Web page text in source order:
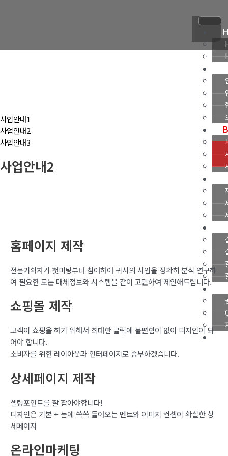
건
사업안내1
사업안내2
사업안내3
사업안내2
홈페이지 제작
전문기획자가 첫미팅부터 참여하여 귀사의 사업을 정확히 분석 연구하
여 필요한 모든 매체정보와 시스템을 같이 고민하여 제안해드립니다.
쇼핑몰 제작
고객이 쇼핑을 하기 위해서 최대한 클릭에 불편함이 없이 디자인이 되
어야 합니다.
소비자를 위한 레이아웃과 인터페이지로 승부하겠습니다.
상세페이지 제작
셀링포인트를 잘 잡아야합니다!
디자인은 기본 + 눈에 쏙쏙 들어오는 멘트와 이미지 컨셉이 확실한 상
세페이지
온라인마케팅